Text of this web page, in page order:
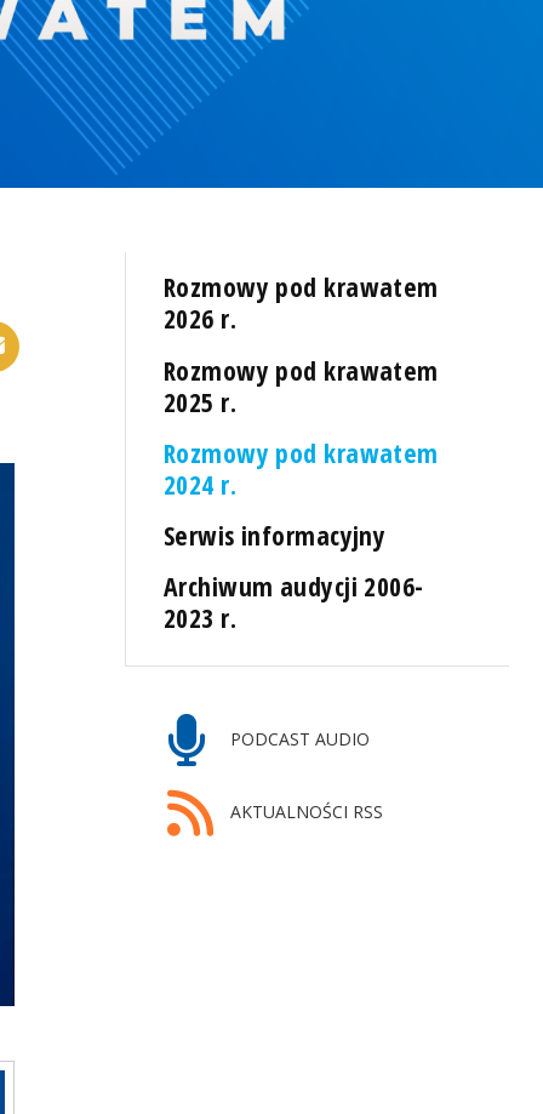
Rozmowy pod krawatem
2026 r.
Rozmowy pod krawatem
2025 r.
Rozmowy pod krawatem
2024 r.
Serwis informacyjny
Archiwum audycji 2006-
2023 r.
PODCAST AUDIO
AKTUALNOŚCI RSS